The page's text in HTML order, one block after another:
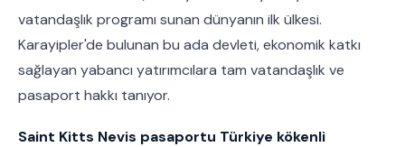
vatandaşlık programı sunan dünyanın ilk ülkesi.
Karayipler'de bulunan bu ada devleti, ekonomik katkı
sağlayan yabancı yatırımcılara tam vatandaşlık ve
pasaport hakkı tanıyor.
Saint Kitts Nevis pasaportu Türkiye kökenli